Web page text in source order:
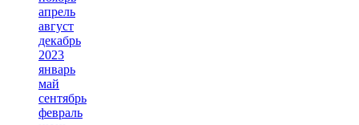
апрель
август
декабрь
2023
январь
май
сентябрь
февраль